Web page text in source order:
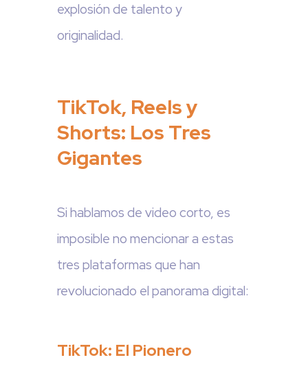
explosión de talento y
originalidad.
TikTok, Reels y
Shorts: Los Tres
Gigantes
Si hablamos de video corto, es
imposible no mencionar a estas
tres plataformas que han
revolucionado el panorama digital:
TikTok: El Pionero